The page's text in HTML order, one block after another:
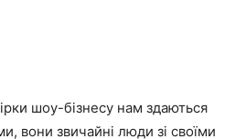
шоу-бізнесу нам здаються
вони звичайні люди зі своїми